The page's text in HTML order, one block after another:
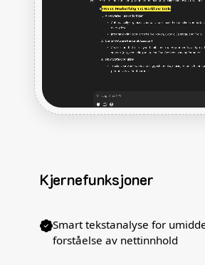
Kjernefunksjoner
Smart tekstanalyse for
forståelse av nettinnhold